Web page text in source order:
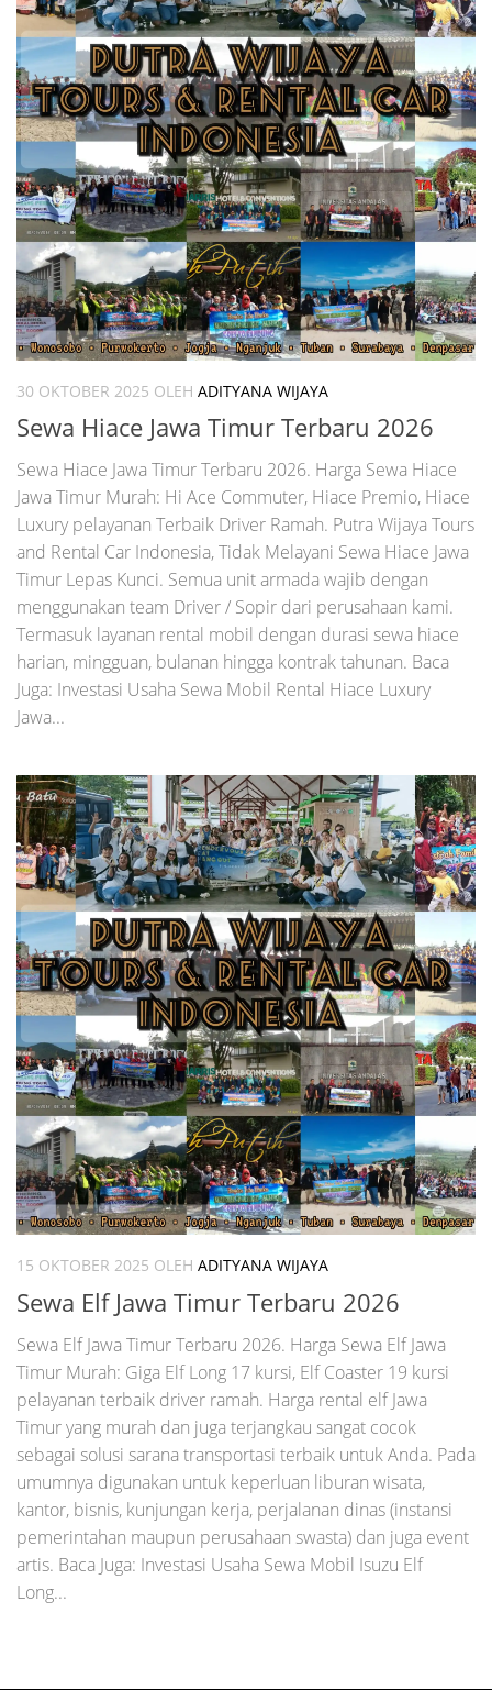
30 OKTOBER 2025 OLEH ADITYANA WIJAYA
Sewa Hiace Jawa Timur Terbaru 2026
Sewa Hiace Jawa Timur Terbaru 2026. Harga Sewa Hiace
Jawa Timur Murah: Hi Ace Commuter, Hiace Premio, Hiace
Luxury pelayanan Terbaik Driver Ramah. Putra Wijaya Tours
and Rental Car Indonesia, Tidak Melayani Sewa Hiace Jawa
Timur Lepas Kunci. Semua unit armada wajib dengan
menggunakan team Driver / Sopir dari perusahaan kami.
Termasuk layanan rental mobil dengan durasi sewa hiace
harian, mingguan, bulanan hingga kontrak tahunan. Baca
Juga: Investasi Usaha Sewa Mobil Rental Hiace Luxury
Jawa...
15 OKTOBER 2025 OLEH ADITYANA WIJAYA
Sewa Elf Jawa Timur Terbaru 2026
Sewa Elf Jawa Timur Terbaru 2026. Harga Sewa Elf Jawa
Timur Murah: Giga Elf Long 17 kursi, Elf Coaster 19 kursi
pelayanan terbaik driver ramah. Harga rental elf Jawa
Timur yang murah dan juga terjangkau sangat cocok
sebagai solusi sarana transportasi terbaik untuk Anda. Pada
umumnya digunakan untuk keperluan liburan wisata,
kantor, bisnis, kunjungan kerja, perjalanan dinas (instansi
pemerintahan maupun perusahaan swasta) dan juga event
artis. Baca Juga: Investasi Usaha Sewa Mobil Isuzu Elf
Long...